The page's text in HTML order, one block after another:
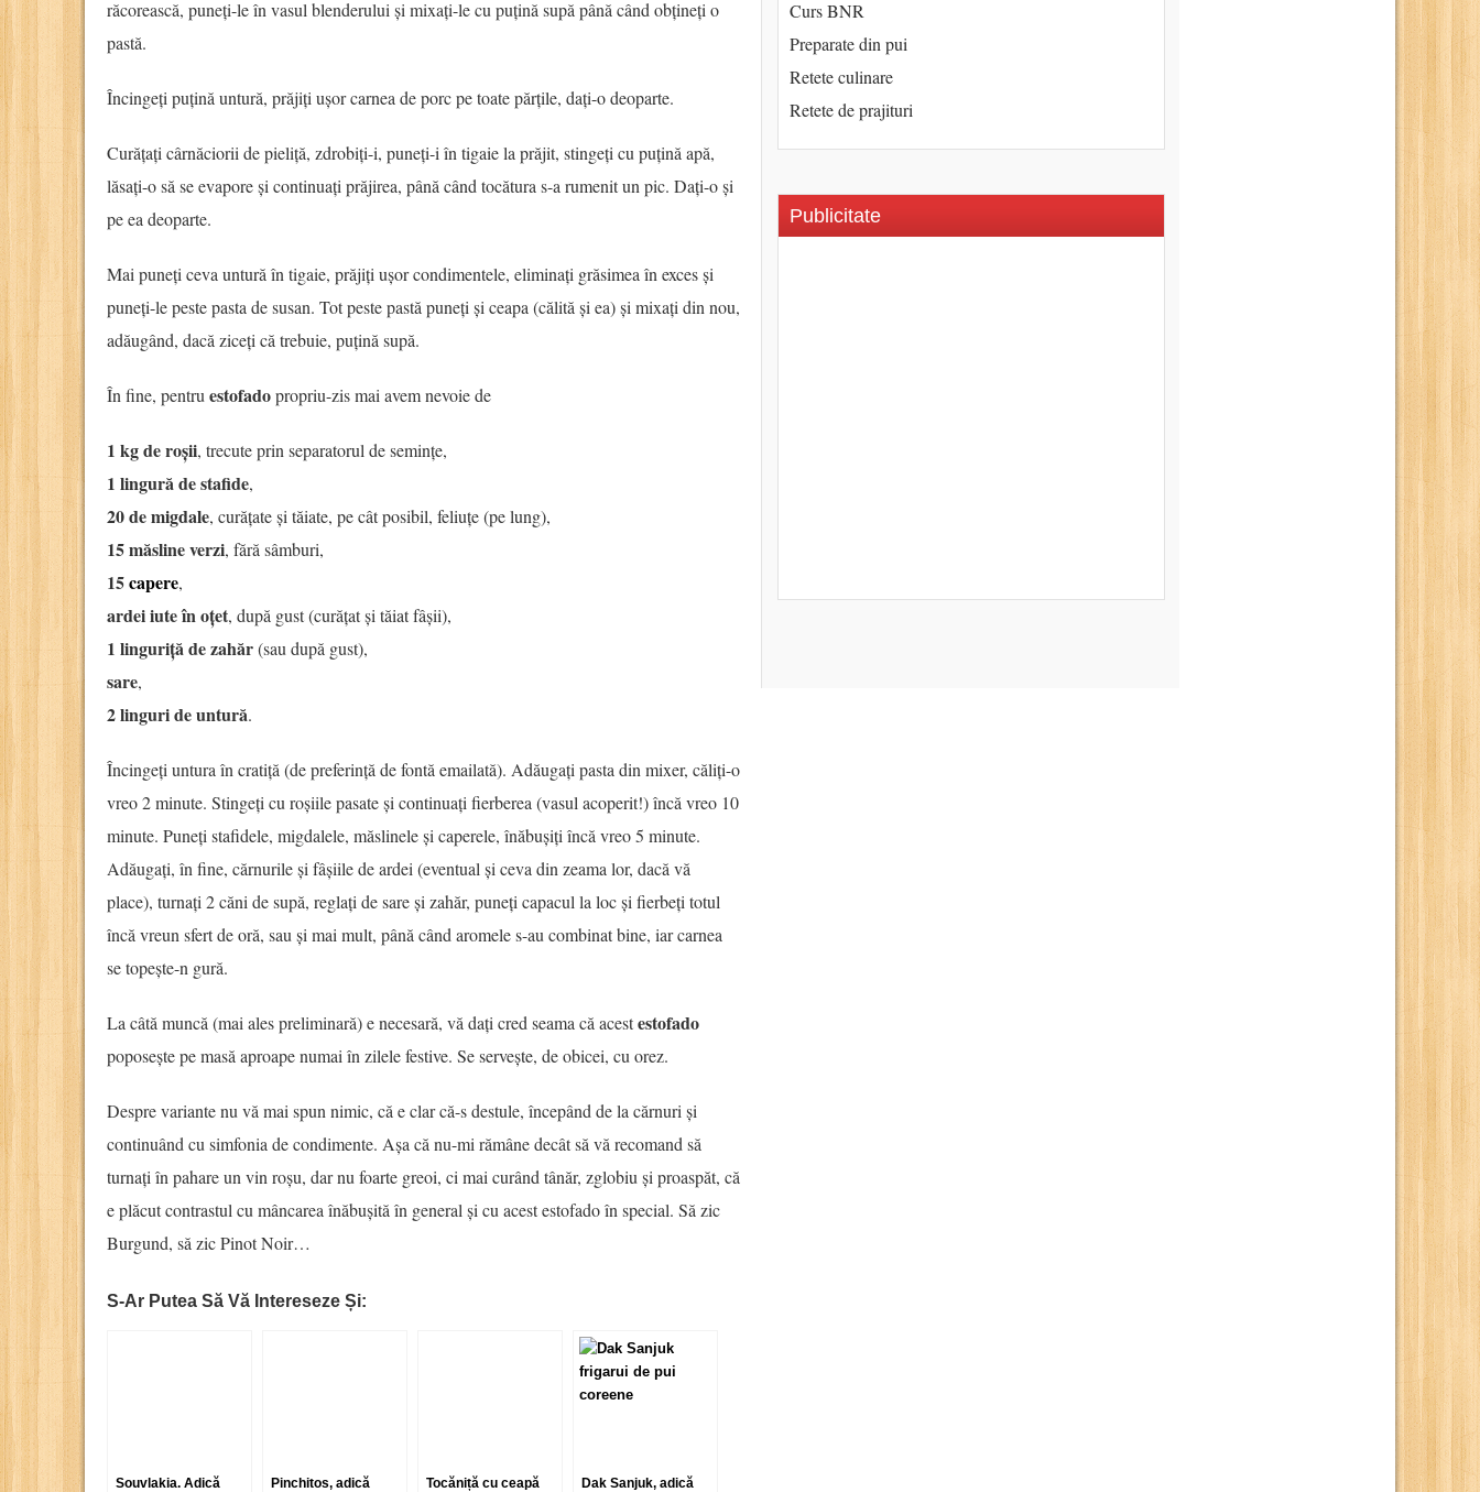
răcorească, puneți-le în vasul blenderului și mixați-le cu puțină supă până când obțineți o
pastă.
Încingeți puțină untură, prăjiți ușor carnea de porc pe toate părțile, dați-o deoparte.
Curățați cârnăciorii de pieliță, zdrobiți-i, puneți-i în tigaie la prăjit, stingeți cu puțină apă,
lăsați-o să se evapore și continuați prăjirea, până când tocătura s-a rumenit un pic. Dați-o și
pe ea deoparte.
Mai puneți ceva untură în tigaie, prăjiți ușor condimentele, eliminați grăsimea în exces și
puneți-le peste pasta de susan. Tot peste pastă puneți și ceapa (călită și ea) și mixați din nou,
adăugând, dacă ziceți că trebuie, puțină supă.
În fine, pentru estofadopropriu-zis mai avem nevoie de
1 kg de roșii, trecute prin separatorul de semințe,
1 lingură de stafide,
20 de migdale, curățate și tăiate, pe cât posibil, feliuțe (pe lung),
15 măsline verzi, fără sâmburi,
15capere,
ardei iute în oțet, după gust (curățat și tăiat fâșii),
1 linguriță de zahăr(sau după gust),
sare,
2 linguri de untură.
Încingeți untura în cratiță (de preferință de fontă emailată). Adăugați pasta din mixer, căliți-o
vreo 2 minute. Stingeți cu roșiile pasate și continuați fierberea (vasul acoperit!) încă vreo 10
minute. Puneți stafidele, migdalele, măslinele și caperele, înăbușiți încă vreo 5 minute.
Adăugați, în fine, cărnurile și fâșiile de ardei (eventual și ceva din zeama lor, dacă vă
place), turnați 2 căni de supă, reglați de sare și zahăr, puneți capacul la loc și fierbeți totul
încă vreun sfert de oră, sau și mai mult, până când aromele s-au combinat bine, iar carnea
se topește-n gură.
La câtă muncă (mai ales preliminară) e necesară, vă dați cred seama că acestestofado
poposește pe masă aproape numai în zilele festive. Se servește, de obicei, cu orez.
Despre variante nu vă mai spun nimic, că e clar că-s destule, începând de la cărnuri și
continuând cu simfonia de condimente. Așa că nu-mi rămâne decât să vă recomand să
turnați în pahare un vin roșu, dar nu foarte greoi, ci mai curând tânăr, zglobiu și proaspăt, că
e plăcut contrastul cu mâncarea înăbușită în general și cu acest estofado în special. Să zic
Burgund, să zic Pinot Noir…
S-Ar Putea Să Vă Intereseze Și:
Souvlakia. Adică
Pinchitos, adică
Tocăniță cu ceapă
Dak Sanjuk, adică
Curs BNR
Preparate din pui
Retete culinare
Retete de prajituri
Publicitate